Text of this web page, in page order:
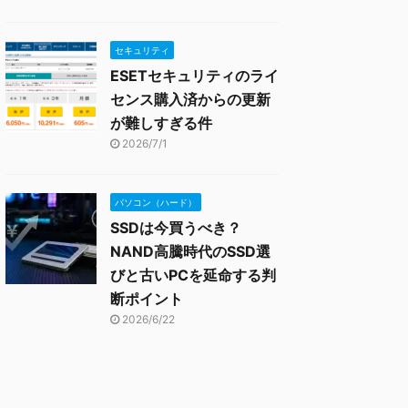
セキュリティ
ESETセキュリティのライ
センス購入済からの更新
が難しすぎる件
2026/7/1
パソコン（ハード）
SSDは今買うべき？
NAND高騰時代のSSD選
びと古いPCを延命する判
断ポイント
2026/6/22